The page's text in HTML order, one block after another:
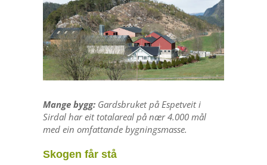
Mange bygg:Gardsbruket på Espetveit i
Sirdal har eit totalareal på nær 4.000 mål
med ein omfattande bygningsmasse.
Skogen får stå